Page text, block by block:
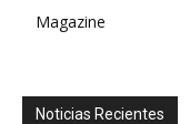
Magazine
Noticias Recientes